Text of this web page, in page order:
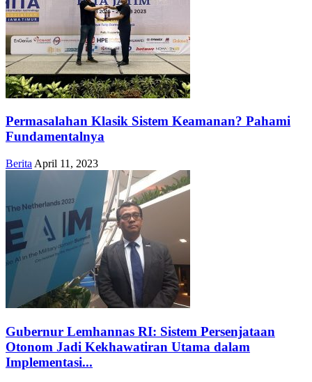
Permasalahan Klasik Sistem Keamanan? Pahami
Fundamentalnya
Berita April 11, 2023
Gubernur Lemhannas RI: Sistem Persenjataan
Otonom Jadi Kekhawatiran Utama dalam
Implementasi...